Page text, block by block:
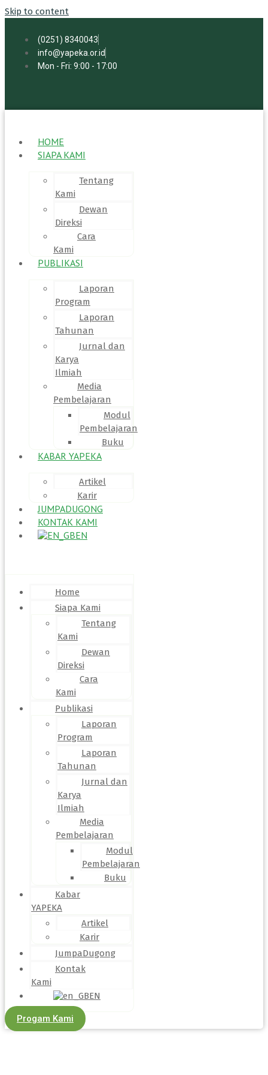
Skip to content
(0251) 8340043
info@yapeka.or.id
Mon - Fri: 9:00 - 17:00
HOME
SIAPA KAMI
Tentang
Kami
Dewan
Direksi
Cara
Kami
PUBLIKASI
Laporan
Program
Laporan
Tahunan
Jurnal dan
Karya
Ilmiah
Media
Pembelajaran
Modul
Pembelajaran
Buku
KABAR YAPEKA
Artikel
Karir
JUMPADUGONG
KONTAK KAMI
EN
Home
Siapa Kami
Tentang
Kami
Dewan
Direksi
Cara
Kami
Publikasi
Laporan
Program
Laporan
Tahunan
Jurnal dan
Karya
Ilmiah
Media
Pembelajaran
Modul
Pembelajaran
Buku
Kabar
YAPEKA
Artikel
Karir
JumpaDugong
Kontak
Kami
EN
Progam Kami